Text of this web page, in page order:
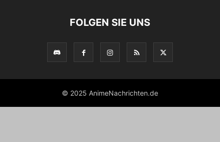
FOLGEN SIE UNS
© 2025 AnimeNachrichten.de